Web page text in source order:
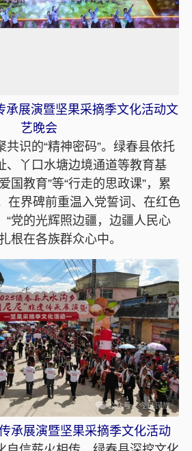
承展演暨坚果采摘季文化活动文
艺晚会
共识的“精神密码”。绿春县依托
、丫口水塘边境通道等教育基
国教育”等“行走的思政课”，累
在界碑前重温入党誓词、在红色
“党的光辉照边疆，边疆人民心
根在各族群众心中。
承展演暨坚果采摘季文化活动